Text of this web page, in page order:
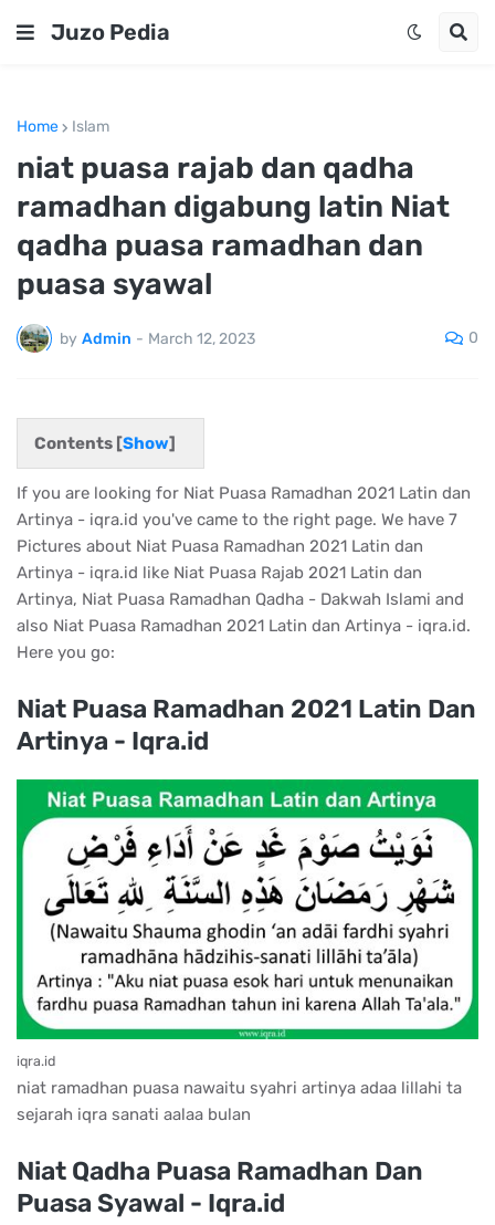
Juzo Pedia
Home Islam
niat puasa rajab dan qadha
ramadhan digabung latin Niat
qadha puasa ramadhan dan
puasa syawal
by Admin - March 12, 2023 0
Contents [Show]
If you are looking for Niat Puasa Ramadhan 2021 Latin dan
Artinya - iqra.id you've came to the right page. We have 7
Pictures about Niat Puasa Ramadhan 2021 Latin dan
Artinya - iqra.id like Niat Puasa Rajab 2021 Latin dan
Artinya, Niat Puasa Ramadhan Qadha - Dakwah Islami and
also Niat Puasa Ramadhan 2021 Latin dan Artinya - iqra.id.
Here you go:
Niat Puasa Ramadhan 2021 Latin Dan
Artinya - Iqra.id
iqra.id
niat ramadhan puasa nawaitu syahri artinya adaa lillahi ta
sejarah iqra sanati aalaa bulan
Niat Qadha Puasa Ramadhan Dan
Puasa Syawal - Iqra.id